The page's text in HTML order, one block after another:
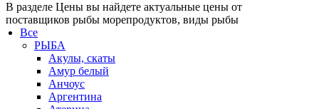
В разделе Цены вы найдете актуальные цены от
поставщиков рыбы морепродуктов, виды рыбы
Все
РЫБА
Акулы, скаты
Амур белый
Анчоус
Аргентина